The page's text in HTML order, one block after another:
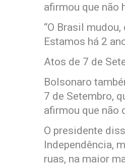
afirmou que não
“O Brasil
Estamos há 2
Atos de 7 de
Bolsonaro
7 de Setembro,
afirmou que não
O presidente
Independência,
ruas, na maior